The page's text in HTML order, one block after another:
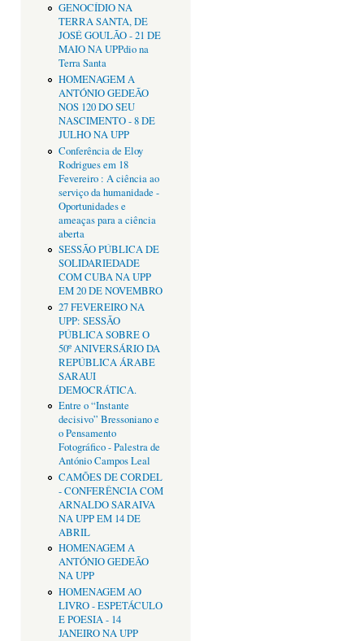
GENOCÍDIO NA
TERRA SANTA, DE
JOSÉ GOULÃO - 21 DE
MAIO NA UPPdio na
Terra Santa
HOMENAGEM A
ANTÓNIO GEDEÃO
NOS 120 DO SEU
NASCIMENTO - 8 DE
JULHO NA UPP
Conferência de Eloy
Rodrigues em 18
Fevereiro : A ciência ao
serviço da humanidade -
Oportunidades e
ameaças para a ciência
aberta
SESSÃO PÚBLICA DE
SOLIDARIEDADE
COM CUBA NA UPP
EM 20 DE NOVEMBRO
27 FEVEREIRO NA
UPP: SESSÃO
PÚBLICA SOBRE O
50º ANIVERSÁRIO DA
REPÚBLICA ÁRABE
SARAUI
DEMOCRÁTICA.
Entre o “Instante
decisivo” Bressoniano e
o Pensamento
Fotográfico - Palestra de
António Campos Leal
CAMÕES DE CORDEL
- CONFERÊNCIA COM
ARNALDO SARAIVA
NA UPP EM 14 DE
ABRIL
HOMENAGEM A
ANTÓNIO GEDEÃO
NA UPP
HOMENAGEM AO
LIVRO - ESPETÁCULO
E POESIA - 14
JANEIRO NA UPP